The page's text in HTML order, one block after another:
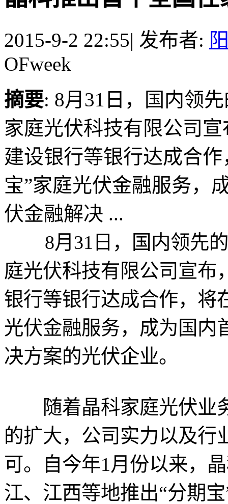
2015-9-2 22:55| 发布者:
OFweek
摘要: 8月31日，国内领
家庭光伏科技有限公司
建设银行等银行达成合
宝”家庭光伏金融服务，
伏金融解决 ...
8月31日，国内领先的
庭光伏科技有限公司宣布
银行等银行达成合作，将
光伏金融服务，成为国内
决方案的光伏企业。
随着晶科家庭光伏业
的扩大，公司实力以及行
可。自今年1月份以来，
江、江西等地推出“分期